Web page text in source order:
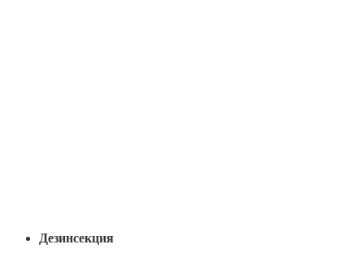
навигацияДезинсекция